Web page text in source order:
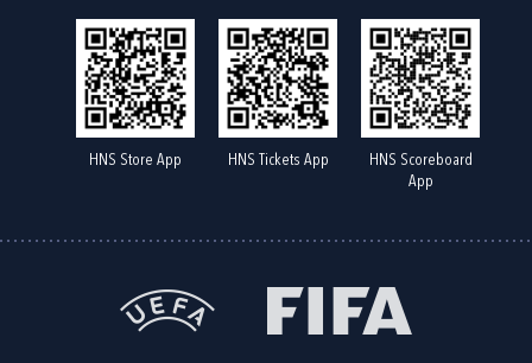
HNS Store App HNS Tickets App
HNS Scoreboard
App